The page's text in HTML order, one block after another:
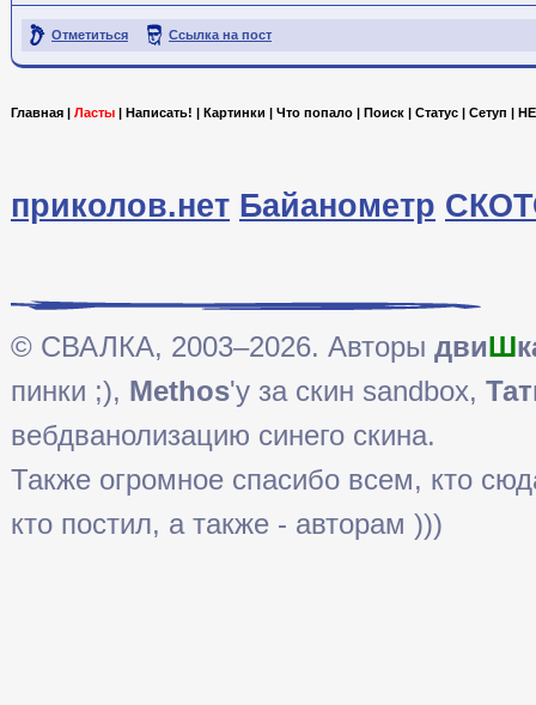
Отметиться Ссылка на пост
Главная Ласты Написать! Картинки Что попало Поиск Статус Сетуп
приколов.нет Байанометр
© СВАЛКА, 2003–2026. Авторы двиШ
пинки ;), Methos'у за скин sandbox,
вебдванолизацию синего скина.
Также огромное спасибо всем, кто
кто постил, а также - авторам )))